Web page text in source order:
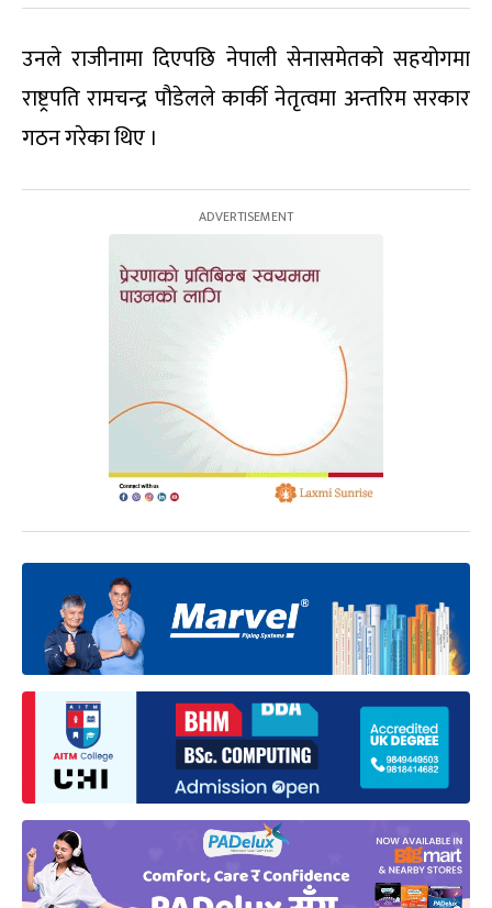
उनले राजीनामा दिएपछि नेपाली सेनासमेतको सहयोगमा
राष्ट्रपति रामचन्द्र पौडेलले कार्की नेतृत्वमा अन्तरिम सरकार
गठन गरेका थिए ।